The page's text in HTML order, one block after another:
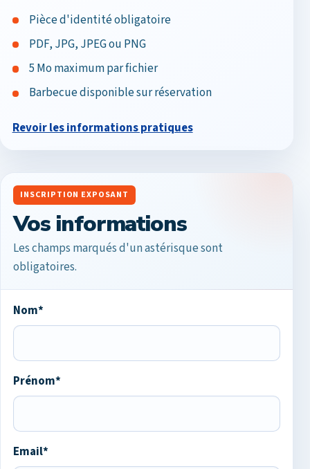
Pièce d'identité obligatoire
PDF, JPG, JPEG ou PNG
5 Mo maximum par fichier
Barbecue disponible sur réservation
Revoir les informations pratiques
INSCRIPTION EXPOSANT
Vos informations
Les champs marqués d'un astérisque sont
obligatoires.
Nom*
Prénom*
Email*